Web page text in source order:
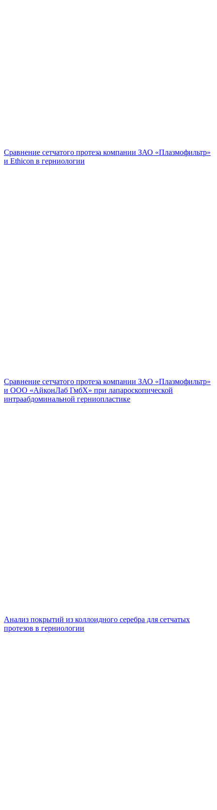
Сравнение сетчатого протеза компании ЗАО «Плазмофильтр»
и Ethicon в герниологии
Сравнение сетчатого протеза компании ЗАО «Плазмофильтр»
и ООО «АйконЛаб ГмбХ» при лапароскопической
интраабдоминальной герниопластике
Анализ покрытий из коллоидного серебра для сетчатых
протезов в герниологии